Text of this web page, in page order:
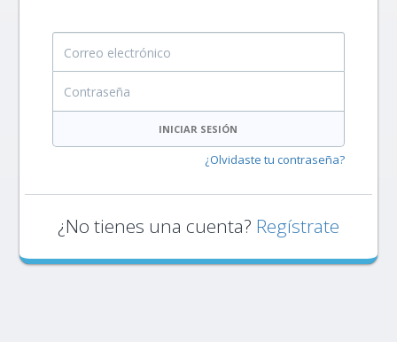
Correo electrónico
INICIAR SESIÓN
¿Olvidaste tu contraseña?
¿No tienes una cuenta? Regístrate